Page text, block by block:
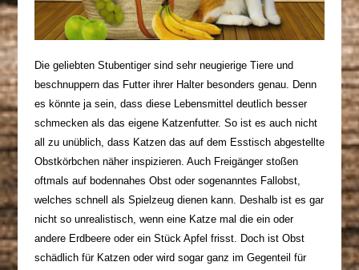
Die geliebten Stubentiger sind sehr neugierige Tiere und
beschnuppern das Futter ihrer Halter besonders genau. Denn
es könnte ja sein, dass diese Lebensmittel deutlich besser
schmecken als das eigene Katzenfutter. So ist es auch nicht
all zu unüblich, dass Katzen das auf dem Esstisch abgestellte
Obstkörbchen näher inspizieren. Auch Freigänger stoßen
oftmals auf bodennahes Obst oder sogenanntes Fallobst,
welches schnell als Spielzeug dienen kann. Deshalb ist es gar
nicht so unrealistisch, wenn eine Katze mal die ein oder
andere Erdbeere oder ein Stück Apfel frisst. Doch ist Obst
schädlich für Katzen oder wird sogar ganz im Gegenteil für